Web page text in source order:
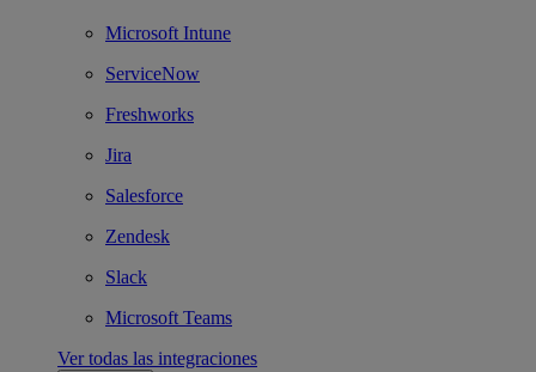
Microsoft Intune
ServiceNow
Freshworks
Jira
Salesforce
Zendesk
Slack
Microsoft Teams
Ver todas las integraciones